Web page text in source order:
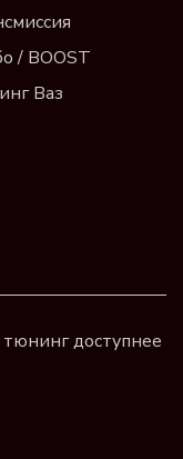
/ BOOST
Ваз
доступнее